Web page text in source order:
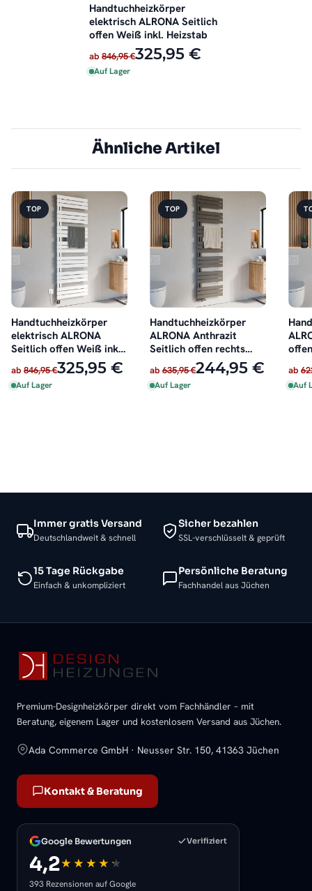
Handtuchheizkörper
elektrisch ALRONA Seitlich
offen Weiß inkl. Heizstab
ab 846,95 €325,95 €
Auf Lager
Ähnliche Artikel
TOP
Handtuchheizkörper
elektrisch ALRONA
Seitlich offen Weiß inkl.
ab 846,95 €325,95 €
Auf Lager
TOP
Handtuchheizkörper
ALRONA Anthrazit
Seitlich offen rechts
oder links
ab 635,95 €244,95 €
Auf Lager
ab
Auf
Immer gratis Versand
Deutschlandweit & schnell
Sicher bezahlen
SSL-verschlüsselt & geprüft
15 Tage Rückgabe
Einfach & unkompliziert
Persönliche Beratung
Fachhandel aus Jüchen
Premium-Designheizkörper direkt vom Fachhändler – mit
Beratung, eigenem Lager und kostenlosem Versand aus Jüchen.
Ada Commerce GmbH · Neusser Str. 150, 41363 Jüchen
Kontakt & Beratung
Google Bewertungen Verifiziert
4,2
393 Rezensionen auf Google